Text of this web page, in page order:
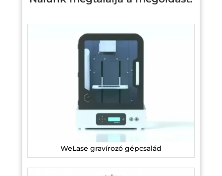
WeLase gravírozó gépcsalád